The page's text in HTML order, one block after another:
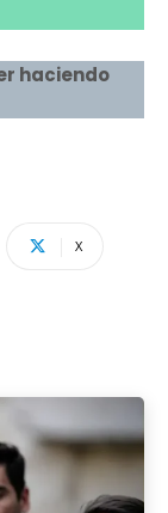
haciendo
X